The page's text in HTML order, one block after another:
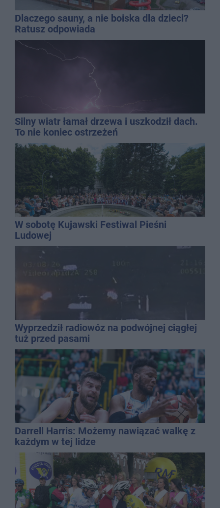
Dlaczego sauny, a nie boiska dla dzieci?
Ratusz odpowiada
Silny wiatr łamał drzewa i uszkodził dach.
To nie koniec ostrzeżeń
W sobotę Kujawski Festiwal Pieśni
Ludowej
Wyprzedził radiowóz na podwójnej ciągłej
tuż przed pasami
Darrell Harris: Możemy nawiązać walkę z
każdym w tej lidze